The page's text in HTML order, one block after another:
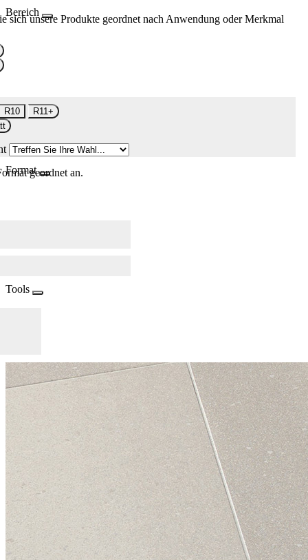
Bereich
sich unsere Produkte geordnet nach Anwendung oder Merkmal
R10
R11+
Formatgeordnet an.
Tools